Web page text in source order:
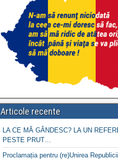
Articole recente
LA CE MĂ GÂNDESC? LA UN
PESTE PRUT…
Proclamația pentru (re)Unirea Republicii